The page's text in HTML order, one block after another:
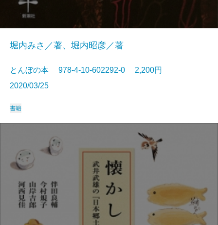
堀内みさ／著、堀内昭彦／著
とんぼの本 978-4-10-602292-0 2,200円
2020/03/25
書籍